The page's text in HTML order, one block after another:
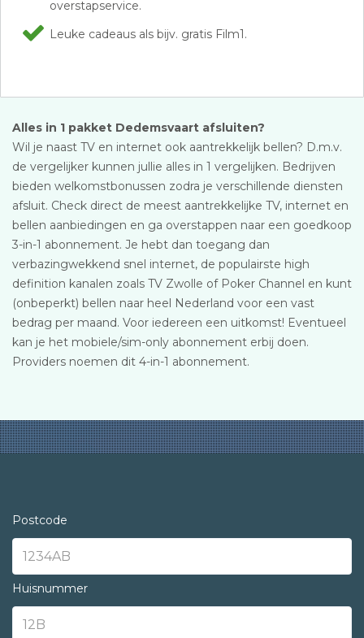
overstapservice.
Leuke cadeaus als bijv. gratis Film1.
Alles in 1 pakket Dedemsvaart afsluiten?
Wil je naast TV en internet ook aantrekkelijk bellen? D.m.v.
de vergelijker kunnen jullie alles in 1 vergelijken. Bedrijven
bieden welkomstbonussen zodra je verschillende diensten
afsluit. Check direct de meest aantrekkelijke TV, internet en
bellen aanbiedingen en ga overstappen naar een goedkoop
3-in-1 abonnement. Je hebt dan toegang dan
verbazingwekkend snel internet, de populairste high
definition kanalen zoals TV Zwolle of Poker Channel en kunt
(onbeperkt) bellen naar heel Nederland voor een vast
bedrag per maand. Voor iedereen een uitkomst! Eventueel
kan je het mobiele/sim-only abonnement erbij doen.
Providers noemen dit 4-in-1 abonnement.
Postcode
Huisnummer